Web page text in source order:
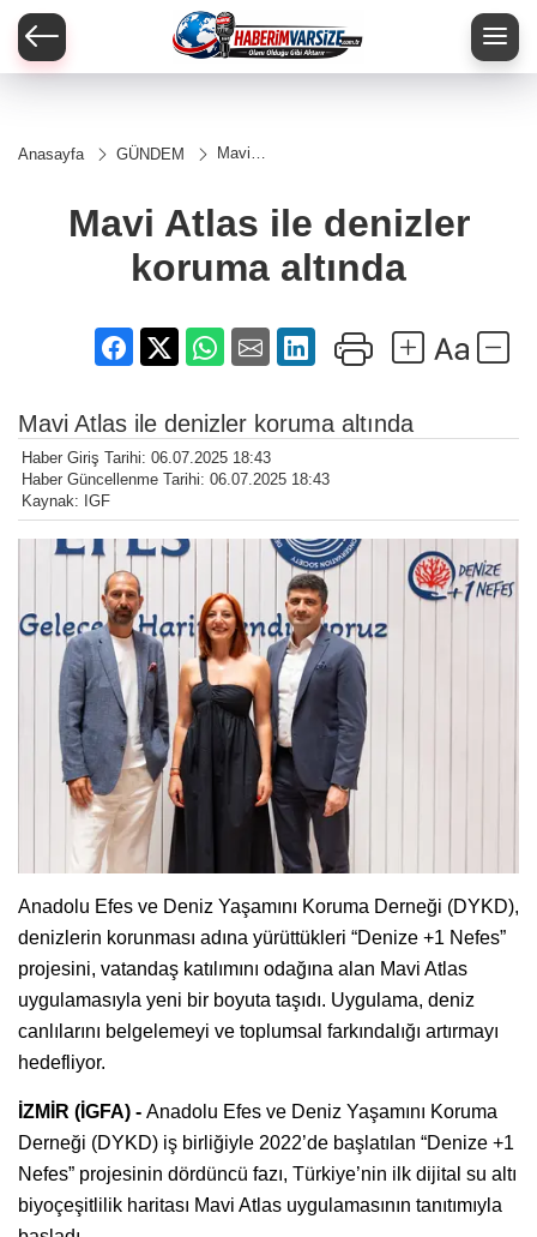
Anasayfa GÜNDEM
Mavi
koruma
Mavi Atlas ile denizler
koruma altında
Mavi Atlas ile denizler koruma altında
Haber Giriş Tarihi: 06.07.2025 18:43
Haber Güncellenme Tarihi: 06.07.2025 18:43
Kaynak: IGF
Anadolu Efes ve Deniz Yaşamını Koruma Derneği (DYKD),
denizlerin korunması adına yürüttükleri “Denize +1 Nefes”
projesini, vatandaş katılımını odağına alan Mavi Atlas
uygulamasıyla yeni bir boyuta taşıdı. Uygulama, deniz
canlılarını belgelemeyi ve toplumsal farkındalığı artırmayı
hedefliyor.
İZMİR (İGFA) - Anadolu Efes ve Deniz Yaşamını Koruma
Derneği (DYKD) iş birliğiyle 2022’de başlatılan “Denize +1
Nefes” projesinin dördüncü fazı, Türkiye’nin ilk dijital su altı
biyoçeşitlilik haritası Mavi Atlas uygulamasının tanıtımıyla